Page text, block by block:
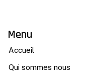
Menu
Accueil
Qui sommes nous